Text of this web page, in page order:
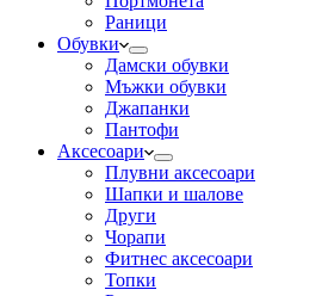
Раници
Обувки
Дамски обувки
Мъжки обувки
Джапанки
Пантофи
Аксесоари
Плувни аксесоари
Шапки и шалове
Други
Чорапи
Фитнес аксесоари
Топки